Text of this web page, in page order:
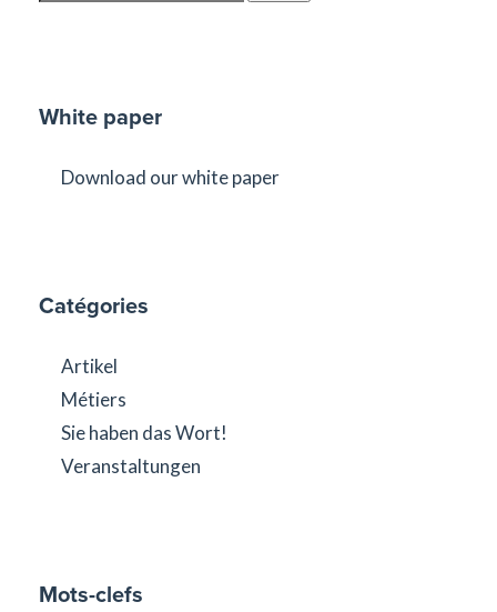
White paper
Download our white paper
Catégories
Artikel
Métiers
Sie haben das Wort!
Veranstaltungen
Mots-clefs